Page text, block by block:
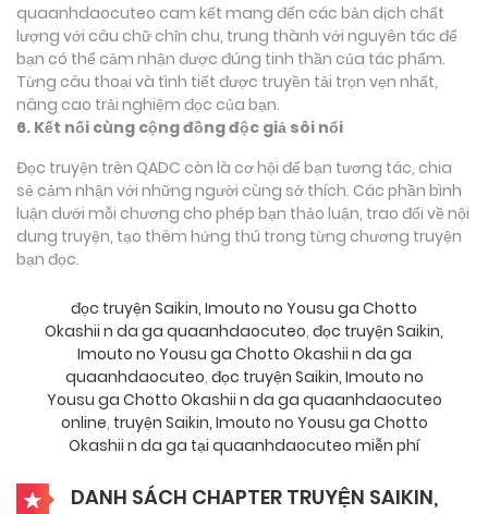
quaanhdaocuteo cam kết mang đến các bản dịch chất
lượng với câu chữ chỉn chu, trung thành với nguyên tác để
bạn có thể cảm nhận được đúng tinh thần của tác phẩm.
Từng câu thoại và tình tiết được truyền tải trọn vẹn nhất,
nâng cao trải nghiệm đọc của bạn.
6. Kết nối cùng cộng đồng độc giả sôi nổi
Đọc truyện trên QADC còn là cơ hội để bạn tương tác, chia
sẻ cảm nhận với những người cùng sở thích. Các phần bình
luận dưới mỗi chương cho phép bạn thảo luận, trao đổi về nội
dung truyện, tạo thêm hứng thú trong từng chương truyện
bạn đọc.
đọc truyện Saikin, Imouto no Yousu ga Chotto
Okashii n da ga quaanhdaocuteo, đọc truyện Saikin,
Imouto no Yousu ga Chotto Okashii n da ga
quaanhdaocuteo, đọc truyện Saikin, Imouto no
Yousu ga Chotto Okashii n da ga quaanhdaocuteo
online, truyện Saikin, Imouto no Yousu ga Chotto
Okashii n da ga tại quaanhdaocuteo miễn phí
DANH SÁCH CHAPTER TRUYỆN SAIKIN,